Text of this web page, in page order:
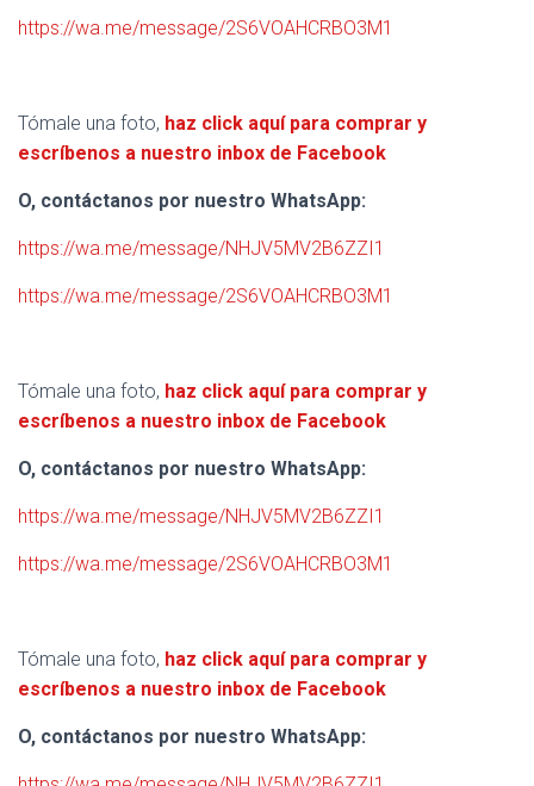
https://wa.me/message/2S6VOAHCRBO3M1
Tómale una foto, haz click aquí para comprar y
escríbenos a nuestro inbox de Facebook
O, contáctanos por nuestro WhatsApp:
https://wa.me/message/NHJV5MV2B6ZZI1
https://wa.me/message/2S6VOAHCRBO3M1
Tómale una foto, haz click aquí para comprar y
escríbenos a nuestro inbox de Facebook
O, contáctanos por nuestro WhatsApp:
https://wa.me/message/NHJV5MV2B6ZZI1
https://wa.me/message/2S6VOAHCRBO3M1
Tómale una foto, haz click aquí para comprar y
escríbenos a nuestro inbox de Facebook
O, contáctanos por nuestro WhatsApp: